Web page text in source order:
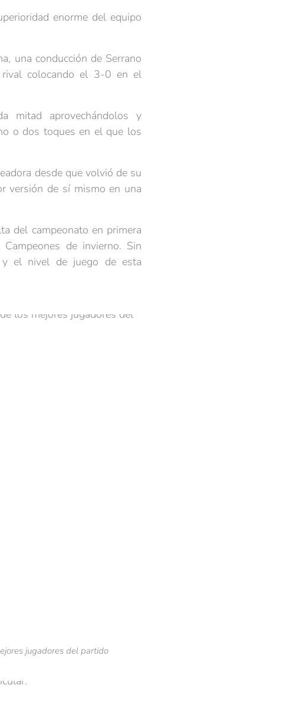
enorme del equipo
una conducción de Serrano
colocando el 3-0 en el
mitad aprovechándolos y
o dos toques en el que los
desde que volvió de su
versión de sí mismo en una
del campeonato en primera
de invierno. Sin
el nivel de juego de esta
jugadores del partido